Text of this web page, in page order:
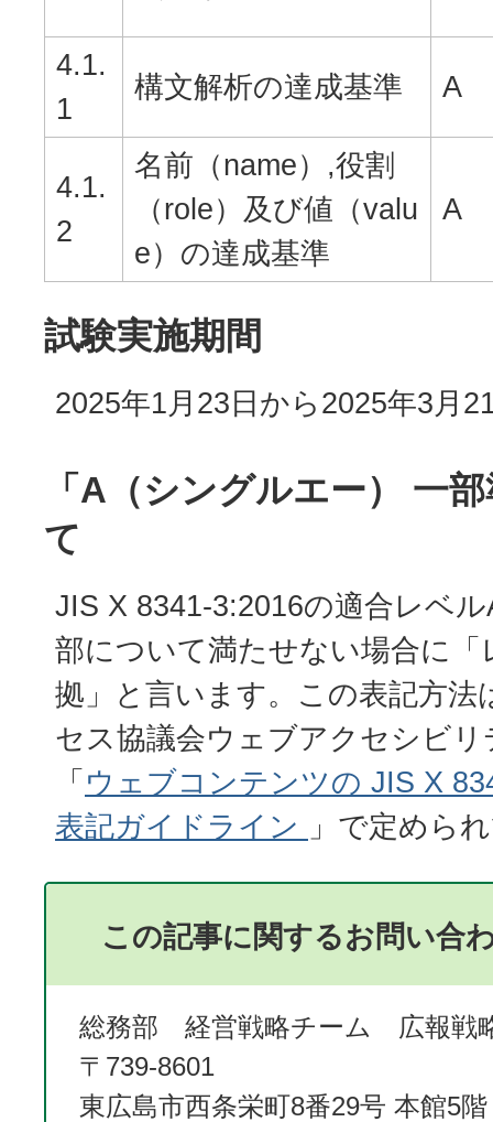
4.1.
1
構文解析の達成基準 A
4.1.
2
名前（name）,役割
（role）及び値（valu
e）の達成基準
A
試験実施期間
2025年1月23日から2025年3月
「A（シングルエー） 一
て
JIS X 8341-3:2016の適合レベ
部について満たせない場合に「
拠」と言います。この表記方法
セス協議会ウェブアクセシビリ
「 ウェブコンテンツの JIS X
表記ガイドライン
」で定めら
この記事に関するお問い合
総務部 経営戦略チーム 広報戦
〒739-8601
東広島市西条栄町8番29号 本館5階